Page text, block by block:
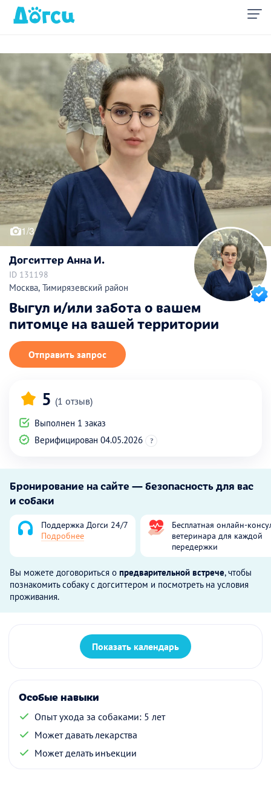
1/3
Догситтер Анна И.
ID 131198
Москва, Тимирязевский район
Выгул и/или забота о вашем
питомце на вашей территории
Отправить запрос
5 (1 отзыв)
Выполнен 1 заказ
Верифицирован 04.05.2026
?
Бронирование на сайте — безопасность для вас
и собаки
Поддержка Догси 24/7
Подробнее
Бесплатная онлайн-
ветеринара для каждой
передержки
Вы можете договориться о предварительной встрече, чтобы
познакомить собаку с догситтером и посмотреть на условия
проживания.
Показать календарь
Особые навыки
Опыт ухода за собаками: 5 лет
Может давать лекарства
Может делать инъекции